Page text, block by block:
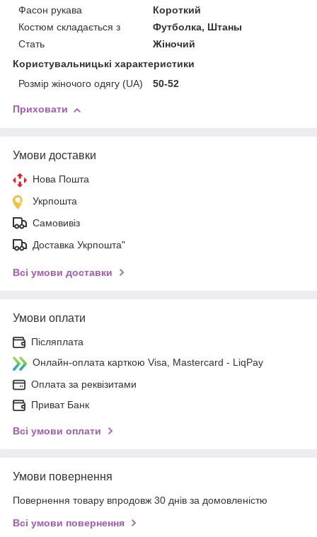
Фасон рукава
Короткий
Костюм складається з
Футболка, Штаны
Стать
Жіночий
Користувальницькі характеристики
Розмір жіночого одягу (UA)
50-52
Приховати
Умови доставки
Нова Пошта
Укрпошта
Самовивіз
Доставка Укрпошта"
Всі умови доставки
Умови оплати
Післяплата
Онлайн-оплата карткою Visa, Mastercard - LiqPay
Оплата за реквізитами
Приват Банк
Всі умови оплати
Умови повернення
Повернення товару впродовж 30 днів за домовленістю
Всі умови повернення